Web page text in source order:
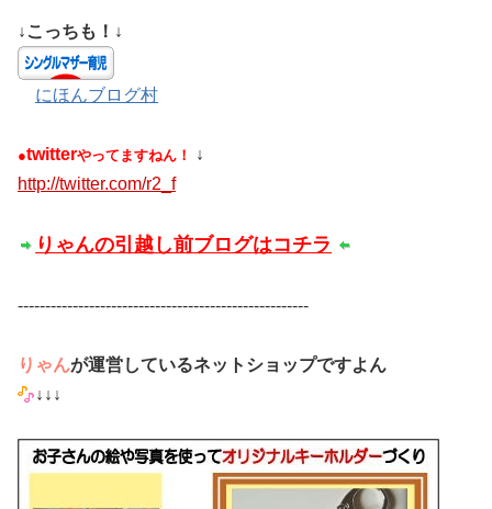
↓こっちも！↓
にほんブログ村
●twitterやってますねん！
↓
http://twitter.com/r2_f
りゃんの引越し前ブログはコチラ
-----------------------------------------------------
りゃんが運営しているネットショップですよん
↓↓↓